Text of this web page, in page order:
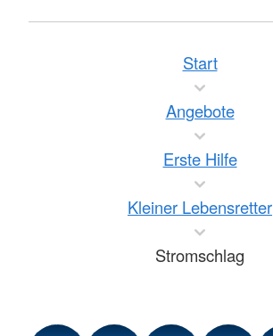
Start
Angebote
Erste Hilfe
Kleiner Lebensretter
Stromschlag